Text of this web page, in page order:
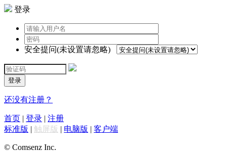
登录
安全提问(未设置请忽略)
登录
还没有注册？
首页 | 登录 | 注册
标准版 | 触屏版 | 电脑版 | 客户端
© Comsenz Inc.